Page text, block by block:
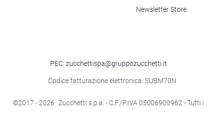
Newsletter Store
©2017- 2026 Zucchetti s.p.a. - C.F./P.IVA 05006900962 - Tutti i
PEC: zucchettispa@gruppozucchetti.it
Codice fatturazione elettronica: SUBM70N